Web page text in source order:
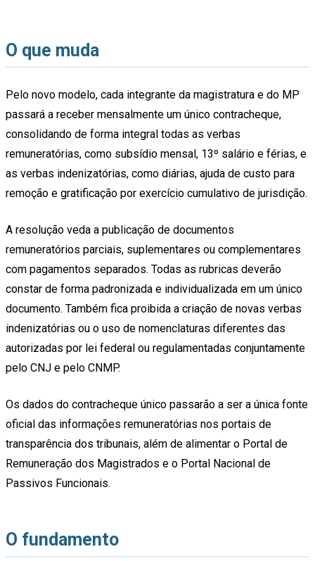
O que muda
Pelo novo modelo, cada integrante da magistratura e do MP
passará a receber mensalmente um único contracheque,
consolidando de forma integral todas as verbas
remuneratórias, como subsídio mensal, 13º salário e férias, e
as verbas indenizatórias, como diárias, ajuda de custo para
remoção e gratificação por exercício cumulativo de jurisdição.
A resolução veda a publicação de documentos
remuneratórios parciais, suplementares ou complementares
com pagamentos separados. Todas as rubricas deverão
constar de forma padronizada e individualizada em um único
documento. Também fica proibida a criação de novas verbas
indenizatórias ou o uso de nomenclaturas diferentes das
autorizadas por lei federal ou regulamentadas conjuntamente
pelo CNJ e pelo CNMP.
Os dados do contracheque único passarão a ser a única fonte
oficial das informações remuneratórias nos portais de
transparência dos tribunais, além de alimentar o Portal de
Remuneração dos Magistrados e o Portal Nacional de
Passivos Funcionais.
O fundamento